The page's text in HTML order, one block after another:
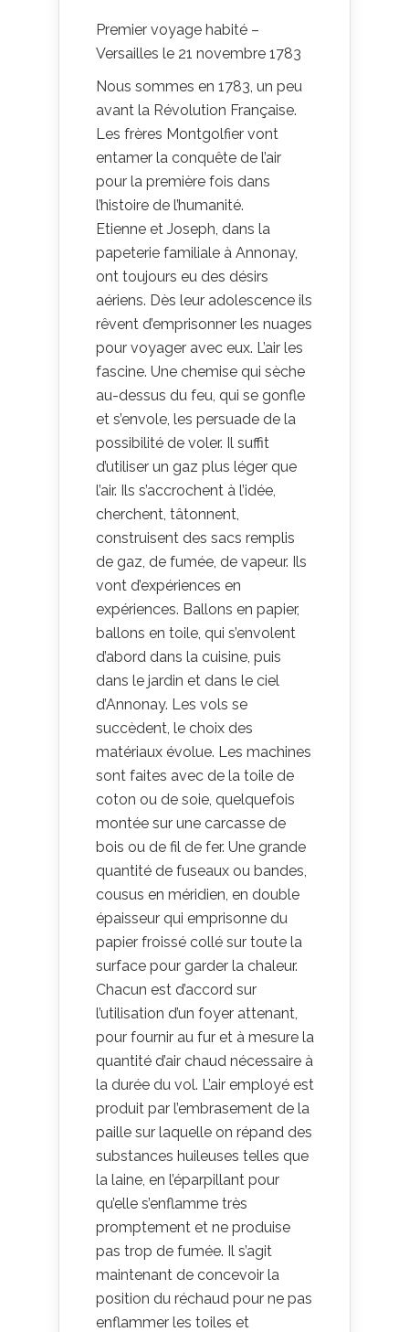
Premier voyage habité –
Versailles le 21 novembre 1783
Nous sommes en 1783, un peu
avant la Révolution Française.
Les frères Montgolfier vont
entamer la conquête de l’air
pour la première fois dans
l’histoire de l’humanité.
Etienne et Joseph, dans la
papeterie familiale à Annonay,
ont toujours eu des désirs
aériens. Dès leur adolescence ils
rêvent d’emprisonner les nuages
pour voyager avec eux. L’air les
fascine. Une chemise qui sèche
au-dessus du feu, qui se gonfle
et s’envole, les persuade de la
possibilité de voler. Il suffit
d’utiliser un gaz plus léger que
l’air. Ils s’accrochent à l’idée,
cherchent, tâtonnent,
construisent des sacs remplis
de gaz, de fumée, de vapeur. Ils
vont d’expériences en
expériences. Ballons en papier,
ballons en toile, qui s’envolent
d’abord dans la cuisine, puis
dans le jardin et dans le ciel
d’Annonay. Les vols se
succèdent, le choix des
matériaux évolue. Les machines
sont faites avec de la toile de
coton ou de soie, quelquefois
montée sur une carcasse de
bois ou de fil de fer. Une grande
quantité de fuseaux ou bandes,
cousus en méridien, en double
épaisseur qui emprisonne du
papier froissé collé sur toute la
surface pour garder la chaleur.
Chacun est d’accord sur
l’utilisation d’un foyer attenant,
pour fournir au fur et à mesure la
quantité d’air chaud nécessaire à
la durée du vol. L’air employé est
produit par l’embrasement de la
paille sur laquelle on répand des
substances huileuses telles que
la laine, en l’éparpillant pour
qu’elle s’enflamme très
promptement et ne produise
pas trop de fumée. Il s’agit
maintenant de concevoir la
position du réchaud pour ne pas
enflammer les toiles et